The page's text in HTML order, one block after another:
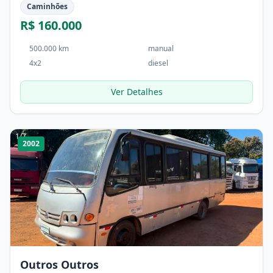
Caminhões
R$ 160.000
500.000 km
manual
4x2
diesel
Ver Detalhes
1/7
2002
Outros Outros